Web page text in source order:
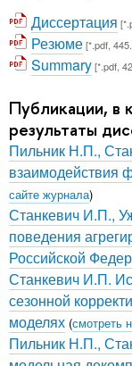
Диссертация
Резюме[*.pdf,
Summary[*.pdf,
Публикации, в
результаты
Пильник Н.П.,
взаимодействия
сайте журнала)
Станкевич И.П.,
поведения
Российской
Станкевич И.П.
сезонной
моделях (смотреть
Пильник Н.П.,